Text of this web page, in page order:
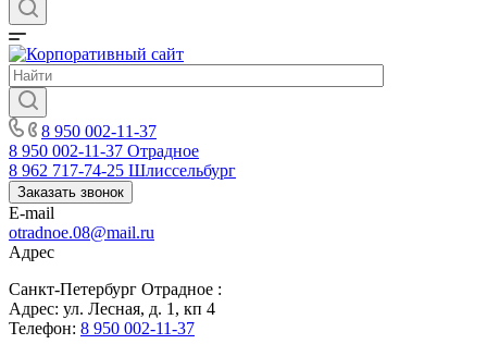
8 950 002-11-37
8 950 002-11-37 Отрадное
8 962 717-74-25 Шлиссельбург
Заказать звонок
E-mail
otradnoe.08@mail.ru
Адрес
Санкт-Петербург Отрадное :
Адрес: ул. Лесная, д. 1, кп 4
Телефон: 8 950 002-11-37